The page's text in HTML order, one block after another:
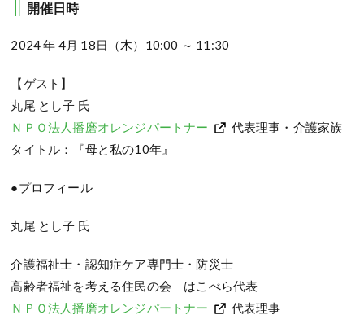
開催日時
2024 年 4月 18日（木）10:00 ～ 11:30
【ゲスト】
丸尾 とし子 氏
ＮＰＯ法人播磨オレンジパートナー
代表理事・介護家族
タイトル：『母と私の10年』
●プロフィール
丸尾 とし子 氏
介護福祉士・認知症ケア専門士・防災士
高齢者福祉を考える住民の会 はこべら代表
ＮＰＯ法人播磨オレンジパートナー
代表理事